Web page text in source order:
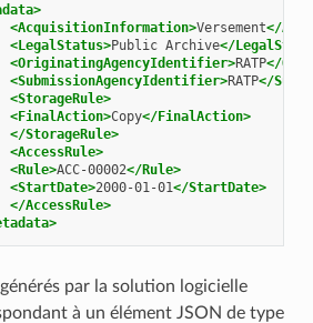
<AcquisitionInformation>Versement</
<LegalStatus>Public Archive</
<OriginatingAgencyIdentifier>RATP</
<SubmissionAgencyIdentifier>RATP</
<StorageRule>
<FinalAction>Copy</FinalAction>
</StorageRule>
<AccessRule>
<Rule>ACC-00002</Rule>
<StartDate>2000-01-01</StartDate>
</AccessRule>
par la solution logicielle
à un élément JSON de type